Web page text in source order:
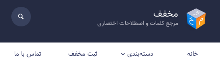
مخفف
مرجع کلمات و اصطلاحات اختصاری
خانه دسته‌بندی ثبت مخفف تماس با ما